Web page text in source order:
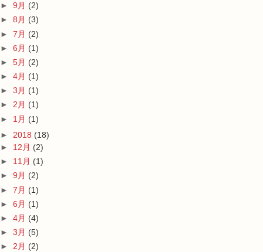
► 9月 (2)
► 8月 (3)
► 7月 (2)
► 6月 (1)
► 5月 (2)
► 4月 (1)
► 3月 (1)
► 2月 (1)
► 1月 (1)
► 2018 (18)
► 12月 (2)
► 11月 (1)
► 9月 (2)
► 7月 (1)
► 6月 (1)
► 4月 (4)
► 3月 (5)
► 2月 (2)